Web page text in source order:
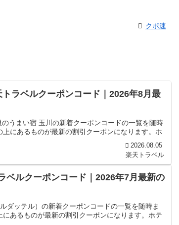
クポ速
ラベルクーポンコード｜2026年8月最
うまい宿 玉川の新着クーポンコードの一覧を随時
にあるものが最新の割引クーポンになります。ホ
2026.08.05
楽天トラベル
ベルクーポンコード｜2026年7月最新の
ダッテル）の新着クーポンコードの一覧を随時ま
あるものが最新の割引クーポンになります。ホテ